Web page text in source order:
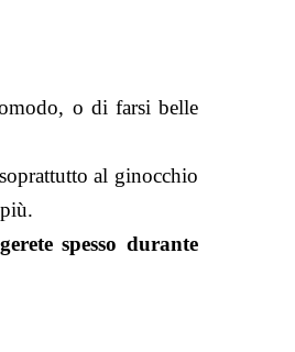
o di farsi belle
al ginocchio
spesso durante